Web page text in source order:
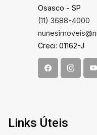
Osasco - SP
(11) 3688-4000
Creci: 01162-J
Links Úteis